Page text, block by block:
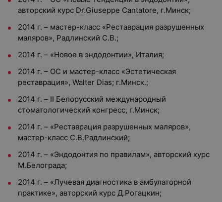
авторский курс Dr.Giuseppe Cantatore, г.Минск;
2014 г. – мастер-класс «Реставрация разрушенных
маляров», Радлинский С.В.;
2014 г. – «Новое в эндодонтии», Италия;
2014 г. – ОС и мастер-класс «Эстетическая
реставрация», Walter Dias; г.Минск.;
2014 г. – II Белорусский международный
стоматологический конгресс, г.Минск;
2014 г. – «Реставрация разрушенных маляров»,
мастер-класс С.В.Радлинский;
2014 г. – «Эндодонтия по правилам», авторский курс
М.Белограда;
2014 г. – «Лучевая диагностика в амбулаторной
практике», авторский курс Д.Рогацкин;